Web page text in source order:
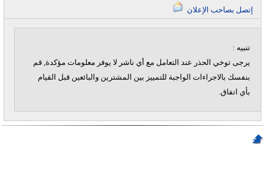
تنبيه :
يرجى توخي الحذر عند التعامل مع أي ناشر لا يوفر معلومات مؤكدة, قم
بنفسك بالاجراءات الواجبة للتمييز بين المشترين والبائعين قبل القيام
بأي اتفاق.